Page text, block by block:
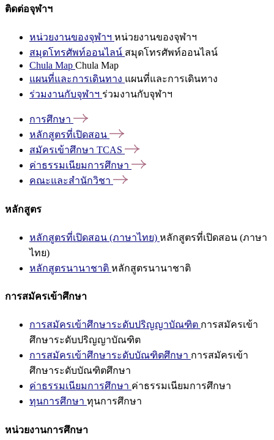
ติดต่อจุฬาฯ
หน่วยงานของจุฬาฯ หน่วยงานของจุฬาฯ
สมุดโทรศัพท์ออนไลน์ สมุดโทรศัพท์ออนไลน์
Chula Map Chula Map
แผนที่และการเดินทาง แผนที่และการเดินทาง
ร่วมงานกับจุฬาฯ ร่วมงานกับจุฬาฯ
การศึกษา
หลักสูตรที่เปิดสอน
สมัครเข้าศึกษา TCAS
ค่าธรรมเนียมการศึกษา
คณะและสำนักวิชา
หลักสูตร
หลักสูตรที่เปิดสอน (ภาษาไทย) หลักสูตรที่เปิดสอน (ภาษา
ไทย)
หลักสูตรนานาชาติ หลักสูตรนานาชาติ
การสมัครเข้าศึกษา
การสมัครเข้าศึกษาระดับปริญญาบัณฑิต การสมัครเข้า
ศึกษาระดับปริญญาบัณฑิต
การสมัครเข้าศึกษาระดับบัณฑิตศึกษา การสมัครเข้า
ศึกษาระดับบัณฑิตศึกษา
ค่าธรรมเนียมการศึกษา ค่าธรรมเนียมการศึกษา
ทุนการศึกษา ทุนการศึกษา
หน่วยงานการศึกษา